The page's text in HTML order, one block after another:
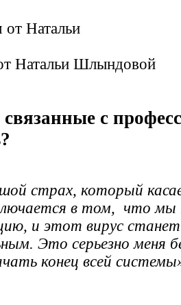
Натальи Шлындовой
с
страх, который
в том, что
и этот вирус
Это серьезно меня
конец всей